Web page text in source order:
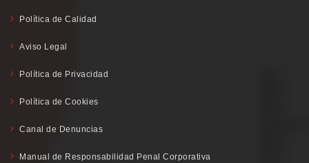
Política de Calidad
Aviso Legal
Política de Privacidad
Política de Cookies
Canal de Denuncias
Manual de Responsabilidad Penal Corporativa